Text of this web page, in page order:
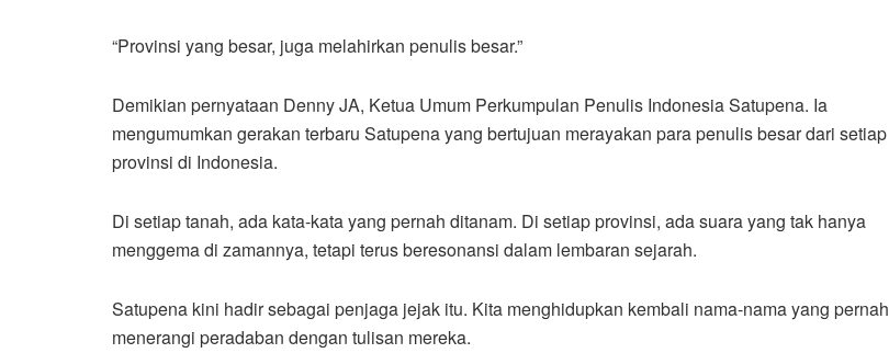
“Provinsi yang besar, juga melahirkan penulis besar.”
Demikian pernyataan Denny JA, Ketua Umum Perkumpulan Penulis Indonesia Satupena. Ia
mengumumkan gerakan terbaru Satupena yang bertujuan merayakan para penulis besar dari setiap
provinsi di Indonesia.
Di setiap tanah, ada kata-kata yang pernah ditanam. Di setiap provinsi, ada suara yang tak hanya
menggema di zamannya, tetapi terus beresonansi dalam lembaran sejarah.
Satupena kini hadir sebagai penjaga jejak itu. Kita menghidupkan kembali nama-nama yang pernah
menerangi peradaban dengan tulisan mereka.